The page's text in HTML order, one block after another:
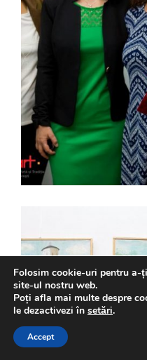
Folosim cookie-uri pentru a-
site-ul nostru web.
Poți afla mai multe despre
le dezactivezi în setări.
Accept